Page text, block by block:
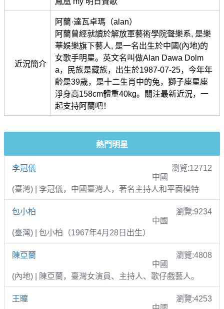
近況簡介
阿蘭·達瓦卓瑪（alan）
阿蘭曾經就讀於解放軍藝術學院聲樂系, 是樂
華娛樂旗下藝人, 是一名出生於中國(內地)的
女歌手明星。英文名叫做Alan Dawa Dolm
a，民族是藏族，出生於1987-07-25，今年年
齡是39歲，是十二生肖中的兔，獅子座星座
淨身高158cm體重40kg。關注最新近況，一
起支持阿蘭吧！
熱門明星
李冠儀
瀏覽:12712
中國
(臺灣) | 李冠儀，中國臺灣人，著名主持人和平面模特
包小柏
瀏覽:9234
中國
(臺灣) | 包小柏（1967年4月28日出生）
陳亞蘭
瀏覽:4808
中國
(內地) | 陳亞蘭，臺灣女演員、主持人、歌仔戲藝人。
王瞳
瀏覽:4253